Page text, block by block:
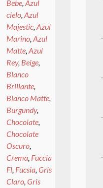
Bebe,Azul
cielo,Azul
Majestic,Azul
Marino,Azul
Matte,Azul
Rey, Beige,
Blanco
Brillante,
Blanco Matte,
Burgundy,
Chocolate,
Chocolate
Oscuro,
Crema, Fuccia
Fl, Fucsia,Gris
Claro,Gris